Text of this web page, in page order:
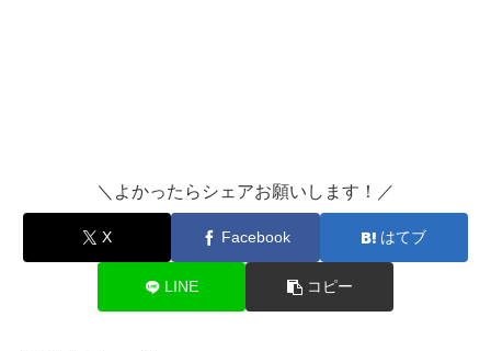
＼よかったらシェアお願いします！／
X Facebook はてブ
LINE コピー